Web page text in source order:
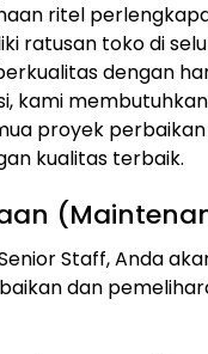
ritel
ratusan toko di
dengan
kami
proyek
kualitas terbaik.
Staff, Anda
dan